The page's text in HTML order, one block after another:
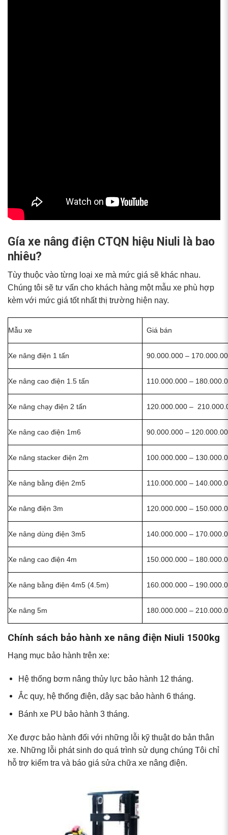
Gía xe nâng điện CTQN hiệu Niuli là bao
nhiêu?
Tùy thuộc vào từng loại xe mà mức giá sẽ khác nhau.
Chúng tôi sẽ tư vấn cho khách hàng một mẫu xe phù hợp
kèm với mức giá tốt nhất thị trường hiện nay.
Mẫu xe Giá bán
Xe nâng điện 1 tấn 90.000.000 –
Xe nâng cao điện 1.5 tấn 110.000.000 –
Xe nâng chạy điện 2 tấn 120.000.000 –
Xe nâng cao điện 1m6 90.000.000 –
Xe nâng stacker điện 2m 100.000.000 –
Xe nâng bằng điện 2m5 110.000.000 –
Xe nâng điện 3m 120.000.000 –
Xe nâng dùng điện 3m5 140.000.000 –
Xe nâng cao điện 4m 150.000.000 –
Xe nâng bằng điện 4m5 (4.5m) 160.000.000 –
Xe nâng 5m 180.000.000 –
Chính sách bảo hành xe nâng điện Niuli 1500kg
Hạng mục bảo hành trên xe:
Hệ thống bơm nâng thủy lực bảo hành 12 tháng.
Ắc quy, hệ thống điện, dây sạc bảo hành 6 tháng.
Bánh xe PU bảo hành 3 tháng.
Xe được bảo hành đối với những lỗi kỹ thuật do bản thân
xe. Những lỗi phát sinh do quá trình sử dụng chúng Tôi chỉ
hỗ trợ kiểm tra và báo giá sửa chữa xe nâng điện.